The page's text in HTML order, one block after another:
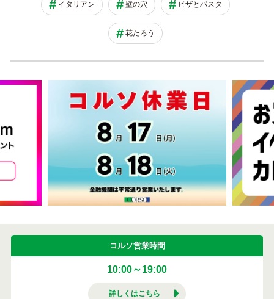
イタリアン 壁の穴 ピザとパスタ
花たろう
コルソ営業時間
10:00～19:00
詳しくはこちら